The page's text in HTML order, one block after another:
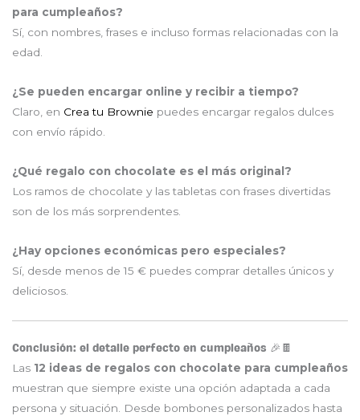
para cumpleaños?
Sí, con nombres, frases e incluso formas relacionadas con la
edad.
¿Se pueden encargar online y recibir a tiempo?
Claro, en Crea tu Brownie puedes encargar regalos dulces
con envío rápido.
¿Qué regalo con chocolate es el más original?
Los ramos de chocolate y las tabletas con frases divertidas
son de los más sorprendentes.
¿Hay opciones económicas pero especiales?
Sí, desde menos de 15 € puedes comprar detalles únicos y
deliciosos.
Conclusión: el detalle perfecto en cumpleaños 🎉🍫
Las 12 ideas de regalos con chocolate para cumpleaños
muestran que siempre existe una opción adaptada a cada
persona y situación. Desde bombones personalizados hasta